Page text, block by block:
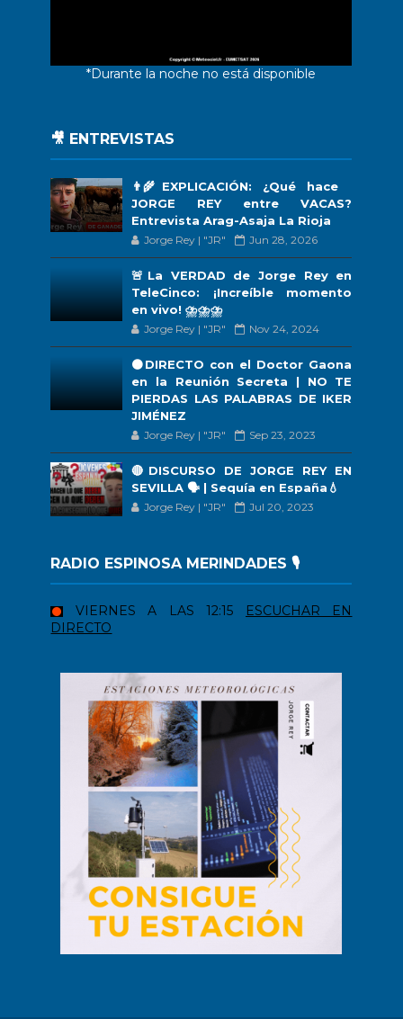
*Durante la noche no está disponible
🎥 ENTREVISTAS
👨‍🌾EXPLICACIÓN: ¿Qué hace
JORGE REY entre VACAS?
Entrevista Arag-Asaja La Rioja
Jorge Rey | "JR" Jun 28, 2026
🚨La VERDAD de Jorge Rey en
TeleCinco: ¡Increíble momento
en vivo! ⛈️⛈️⛈️
Jorge Rey | "JR" Nov 24, 2024
🟠DIRECTO con el Doctor Gaona
en la Reunión Secreta | NO TE
PIERDAS LAS PALABRAS DE IKER
JIMÉNEZ
Jorge Rey | "JR" Sep 23, 2023
🔴DISCURSO DE JORGE REY EN
SEVILLA 🗣 | Sequía en España💧
Jorge Rey | "JR" Jul 20, 2023
RADIO ESPINOSA MERINDADES 🎙️
VIERNES A LAS 12:15
ESCUCHAR EN
DIRECTO